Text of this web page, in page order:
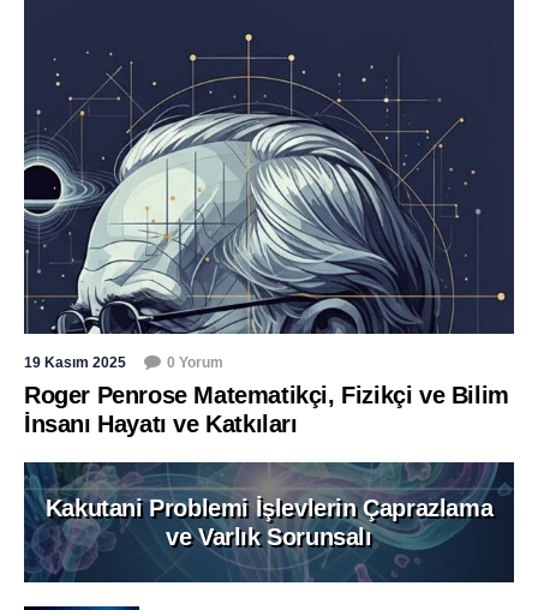
19 Kasım 2025 0 Yorum
Roger Penrose Matematikçi, Fizikçi ve Bilim
İnsanı Hayatı ve Katkıları
Kakutani Problemi İşlevlerin Çaprazlama
ve Varlık Sorunsalı